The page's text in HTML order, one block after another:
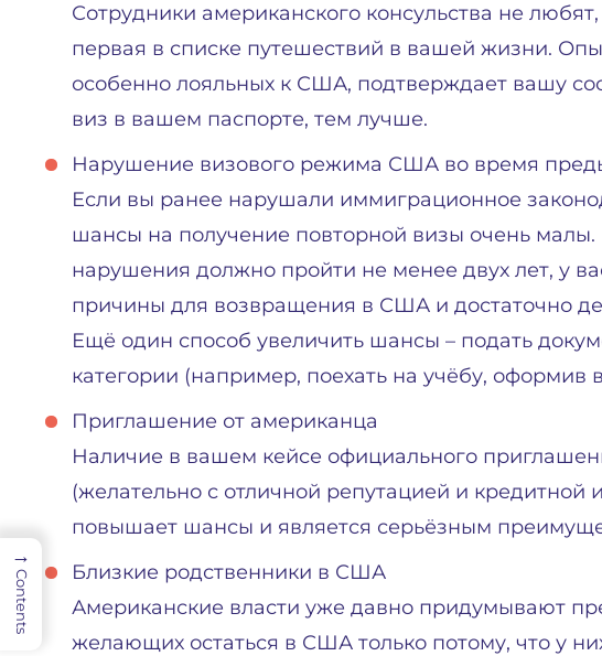
Сотрудники американского консульства не
первая в списке путешествий в вашей жизни.
особенно лояльных к США, подтверждает вашу
виз в вашем паспорте, тем лучше.
Нарушение визового режима США во время
Если вы ранее нарушали иммиграционное
шансы на получение повторной визы очень малы.
нарушения должно пройти не менее двух лет, у
причины для возвращения в США и достаточно
Ещё один способ увеличить шансы – подать
категории (например, поехать на учёбу, оформив
Приглашение от американца
Наличие в вашем кейсе официального
(желательно с отличной репутацией и кредитной
повышает шансы и является серьёзным
Близкие родственники в США
Американские власти уже давно придумывают
желающих остаться в США только потому, что у
→
Contents